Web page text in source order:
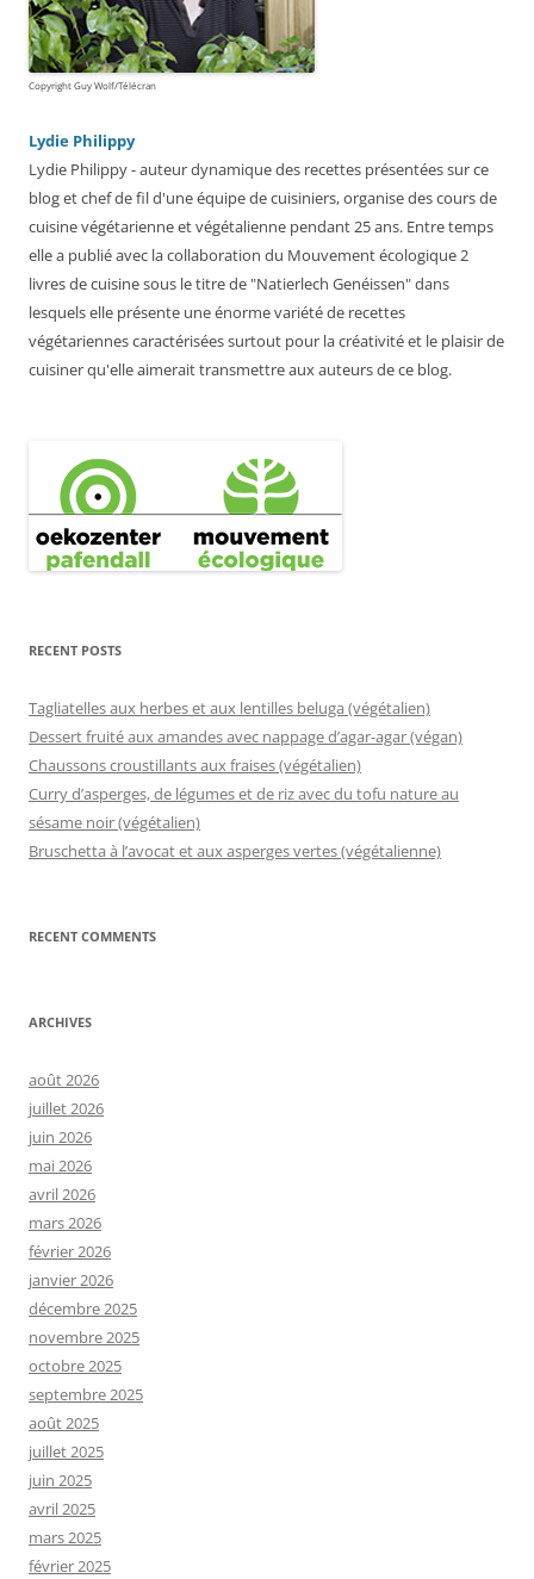
Copyright Guy Wolf/Télécran
Lydie Philippy
Lydie Philippy - auteur dynamique des recettes présentées sur ce
blog et chef de fil d'une équipe de cuisiniers, organise des cours de
cuisine végétarienne et végétalienne pendant 25 ans. Entre temps
elle a publié avec la collaboration du Mouvement écologique 2
livres de cuisine sous le titre de "Natierlech Genéissen" dans
lesquels elle présente une énorme variété de recettes
végétariennes caractérisées surtout pour la créativité et le plaisir de
cuisiner qu'elle aimerait transmettre aux auteurs de ce blog.
RECENT POSTS
Tagliatelles aux herbes et aux lentilles beluga (végétalien)
Dessert fruité aux amandes avec nappage d’agar-agar (végan)
Chaussons croustillants aux fraises (végétalien)
Curry d’asperges, de légumes et de riz avec du tofu nature au
sésame noir (végétalien)
Bruschetta à l’avocat et aux asperges vertes (végétalienne)
RECENT COMMENTS
ARCHIVES
août 2026
juillet 2026
juin 2026
mai 2026
avril 2026
mars 2026
février 2026
janvier 2026
décembre 2025
novembre 2025
octobre 2025
septembre 2025
août 2025
juillet 2025
juin 2025
avril 2025
mars 2025
février 2025